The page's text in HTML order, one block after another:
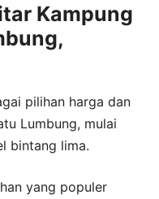
Kampung
pilihan harga dan
Lumbung, mulai
bintang lima.
yang populer